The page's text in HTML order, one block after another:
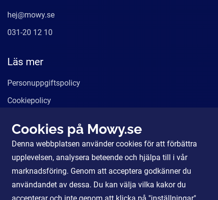
hej@mowy.se
031-20 12 10
Läs mer
Personuppgiftspolicy
Cookiepolicy
Våra tjänster
För Partners
Cookies på Mowy.se
Denna webbplatsen använder cookies för att förbättra
upplevelsen, analysera beteende och hjälpa till i vår
marknadsföring. Genom att acceptera godkänner du
användandet av dessa. Du kan välja vilka kakor du